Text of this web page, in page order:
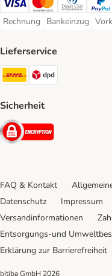
Visa Payment Method
Mastercard Payment
Diners Club
Rechnung
Rechnung Payment Method
Bankeinzug
Bankeinzug
Lieferservice
DHL Shipping Method
Sicherheit
Security
FAQ & Kontakt
Datenschutz
Impressum
Versandinformationen
Entsorgungs-und
Erklärung zur Barrierefreiheit
bitiba GmbH 2026